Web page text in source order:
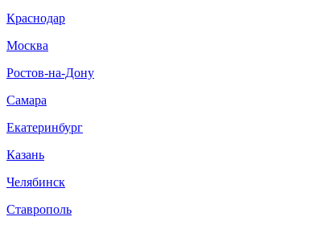
Краснодар
Москва
Ростов-на-Дону
Самара
Екатеринбург
Казань
Челябинск
Ставрополь